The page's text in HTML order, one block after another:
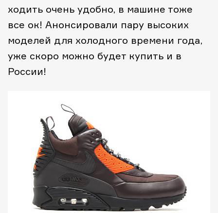
ходить очень удобно, в машине тоже
все ок! Анонсировали пару высоких
моделей для холодного времени года,
уже скоро можно будет купить и в
России!